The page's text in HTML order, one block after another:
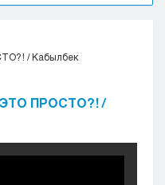
/ Кабылбек
ЭТО ПРОСТО?! /